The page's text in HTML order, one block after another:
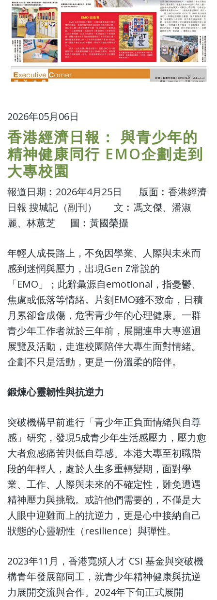
2026年05月06日
香港經濟日報： 與青少年的
精神健康同行 EMO企劃走到
大專校園
報道日期︰2026年4月25日 版面︰香港經濟
日報 搜城記（副刊） 文︰ 馮文傑、潘淑
麗、林蕙芝 圖︰黃國榮攝
年輕人成長路上，不免因學業、人際與未來而
感到迷惘與壓力，出現Gen Z常說的
「EMO」；此辭彙源自emotional，指憂鬱、
焦慮或低落等情緒。片刻EMO雖不致命，日積
月累卻會成傷，危害青少年的心理健康。一群
青少年工作者就於三年前，展開連串大專巡迴
展覽及活動，走進校園陪伴大專生面對情緒。
企劃不只是活動，更是一份溫柔的陪伴。
鍛煉心靈韌性與抗逆力
突破機構早前進行「青少年正負面情緒與自尊
感」研究，發現5成青少年生活感壓力，壓力愈
大者愈感痛苦與低自尊感。本港大專至初職階
段的年輕人，處於人生多重轉變期，面對學
業、工作、人際與未來的不確定性，難免遭遇
精神壓力與挑戰。或許他們需要的，不僅是大
人眼中迎難而上的抗逆力，更是心中接納自己
狀態的心靈韌性（resilience）與彈性。
2023年11月， 香港寬頻人才 CSI 基金與突破機
構青年發展部同工， 就青少年精神健康與抗逆
力展開交流與合作。2024年下旬正式展開